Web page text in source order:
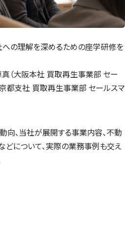
の理解を深めるための座学研修を
（大阪本社 買取再生事業部 セー
京都支社 買取再生事業部 セールスマ
、当社が展開する事業内容、不動
について、実際の業務事例も交え